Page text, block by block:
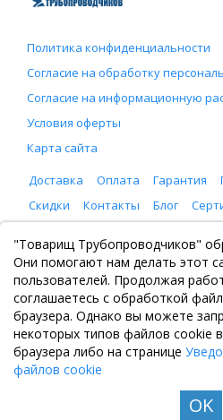
Политика конфиденциальности
Согласие на обработку
Согласие на информационную
Условия оферты
Карта сайта
Доставка
Оплата Гарантия
Скидки
Контакты Блог
ООО "Товарищ
Москва, Рязанский проспект 8, с.
+7 (495) 065-46-75
zakaz@tovtrub.ru
09:00-17:00 ПН-ПТ
Склад: Москва, Рязанский
© Все права защищены. Информация сайта
"Товарищ Трубопроводчиков"
Они помогают нам делать этот
пользователей. Продолжая
соглашаетесь с обработкой
браузера. Однако вы можете
некоторых типов файлов cookie
браузера либо на странице
файлов cookie
OK